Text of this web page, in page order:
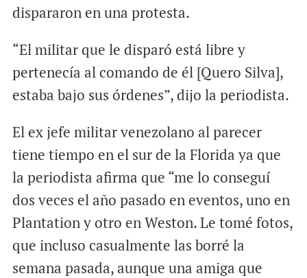
dispararon en una protesta.
“El militar que le disparó está libre y
pertenecía al comando de él [Quero Silva],
estaba bajo sus órdenes”, dijo la periodista.
El ex jefe militar venezolano al parecer
tiene tiempo en el sur de la Florida ya que
la periodista afirma que “me lo conseguí
dos veces el año pasado en eventos, uno en
Plantation y otro en Weston. Le tomé fotos,
que incluso casualmente las borré la
semana pasada, aunque una amiga que